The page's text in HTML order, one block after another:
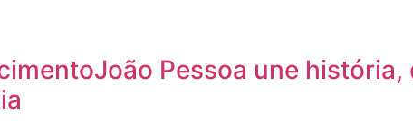
Pessoa une